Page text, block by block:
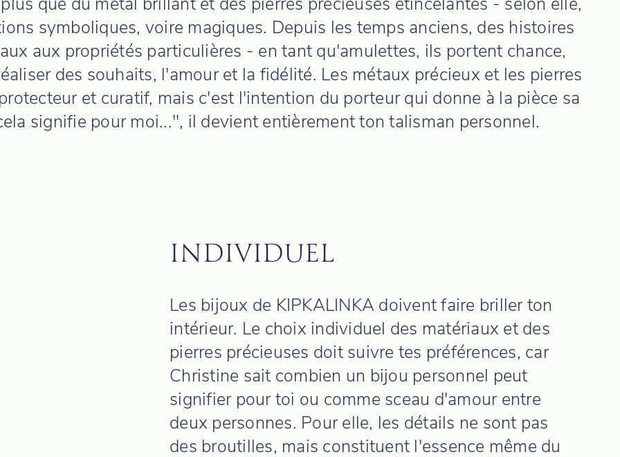
que du métal brillant et des pierres précieuses étincelantes - selon elle,
symboliques, voire magiques. Depuis les temps anciens, des histoires
aux propriétés particulières - en tant qu'amulettes, ils portent chance,
des souhaits, l'amour et la fidélité. Les métaux précieux et les pierres
et curatif, mais c'est l'intention du porteur qui donne à la pièce sa
signifie pour moi...", il devient entièrement ton talisman personnel.
INDIVIDUEL
Les bijoux de KIPKALINKA doivent faire briller ton
intérieur. Le choix individuel des matériaux et des
pierres précieuses doit suivre tes préférences, car
Christine sait combien un bijou personnel peut
signifier pour toi ou comme sceau d'amour entre
deux personnes. Pour elle, les détails ne sont pas
des broutilles, mais constituent l'essence même du